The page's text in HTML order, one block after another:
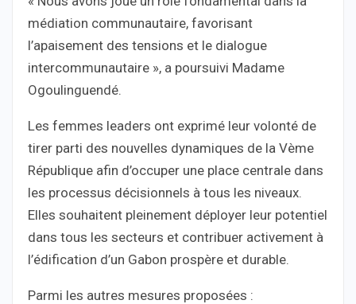
médiation communautaire, favorisant
l’apaisement des tensions et le dialogue
intercommunautaire », a poursuivi Madame
Ogoulinguendé.
Les femmes leaders ont exprimé leur volonté de
tirer parti des nouvelles dynamiques de la Vème
République afin d’occuper une place centrale dans
les processus décisionnels à tous les niveaux.
Elles souhaitent pleinement déployer leur potentiel
dans tous les secteurs et contribuer activement à
l’édification d’un Gabon prospère et durable.
Parmi les autres mesures proposées :